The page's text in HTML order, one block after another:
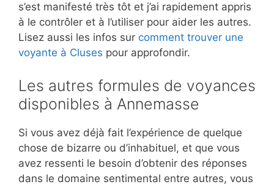
s’est manifesté très tôt et j’ai rapidement appris
à le contrôler et à l’utiliser pour aider les autres.
Lisez aussi les infos sur comment trouver une
voyante à Cluses pour approfondir.
Les autres formules de voyances
disponibles à Annemasse
Si vous avez déjà fait l’expérience de quelque
chose de bizarre ou d’inhabituel, et que vous
avez ressenti le besoin d’obtenir des réponses
dans le domaine sentimental entre autres, vous